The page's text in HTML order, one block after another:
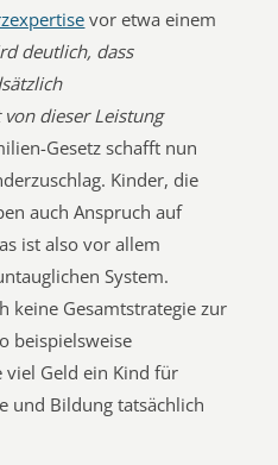
vor etwa einem
deutlich, dass
dieser Leistung
Gesetz schafft nun
Kinder, die
auch Anspruch auf
ist also vor allem
System.
keine Gesamtstrategie zur
beispielsweise
viel Geld ein Kind für
und Bildung tatsächlich